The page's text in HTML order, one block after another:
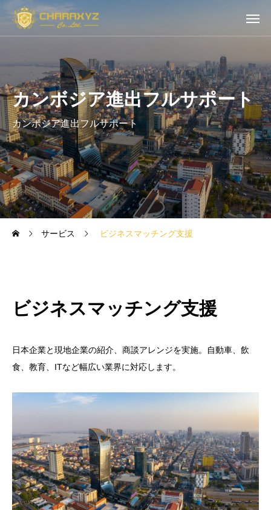
カンボジア進出フルサポート
カンボジア進出フルサポート
サービス ビジネスマッチング支援
ビジネスマッチング支援
日本企業と現地企業の紹介、商談アレンジを実施。自動車、飲
食、教育、ITなど幅広い業界に対応します。